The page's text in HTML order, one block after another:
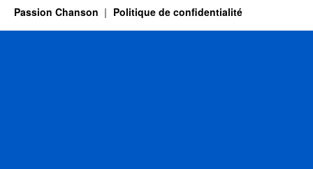
Passion Chanson Politique de confidentialité